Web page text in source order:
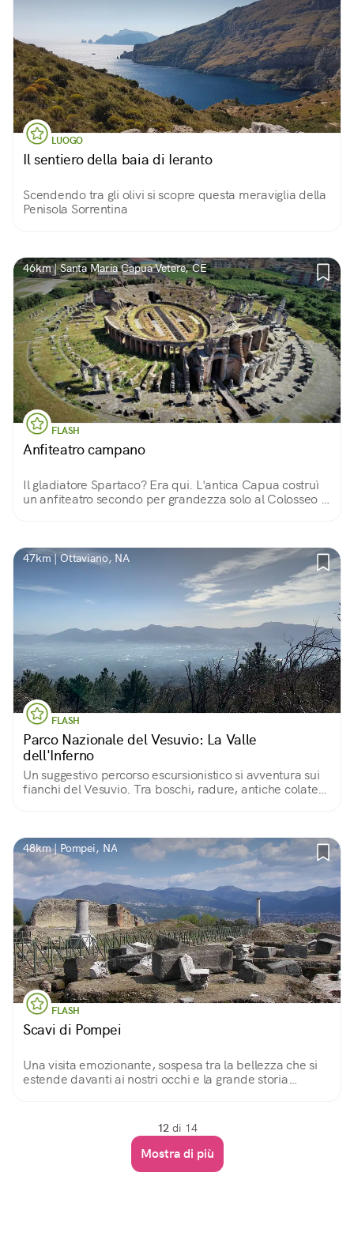
LUOGO
Il sentiero della baia di Ieranto
Scendendo tra gli olivi si scopre questa meraviglia della
Penisola Sorrentina
46km | Santa Maria Capua Vetere, CE
FLASH
Anfiteatro campano
Il gladiatore Spartaco? Era qui. L'antica Capua costruì
un anfiteatro secondo per grandezza solo al Colosseo e
47km | Ottaviano, NA
FLASH
Parco Nazionale del Vesuvio: La Valle
dell'Inferno
Un suggestivo percorso escursionistico si avventura sui
fianchi del Vesuvio. Tra boschi, radure, antiche colate
48km | Pompei, NA
FLASH
Scavi di Pompei
Una visita emozionante, sospesa tra la bellezza che si
estende davanti ai nostri occhi e la grande storia
12 di 14
Mostra di più